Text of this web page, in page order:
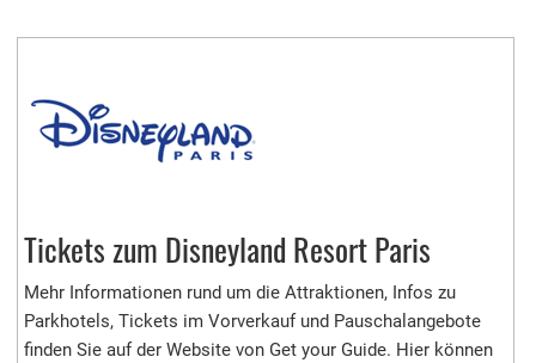
Tickets zum Disneyland Resort Paris
Mehr Informationen rund um die Attraktionen, Infos zu
Parkhotels, Tickets im Vorverkauf und Pauschalangebote
finden Sie auf der Website von Get your Guide. Hier können